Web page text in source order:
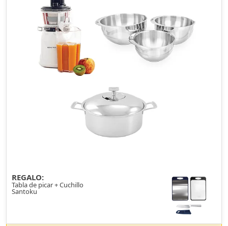
REGALO:
Tabla de picar + Cuchillo
Santoku